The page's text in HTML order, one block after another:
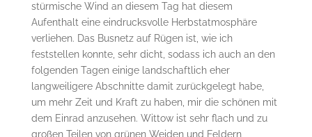
stürmische Wind an diesem Tag hat diesem
Aufenthalt eine eindrucksvolle Herbstatmosphäre
verliehen. Das Busnetz auf Rügen ist, wie ich
feststellen konnte, sehr dicht, sodass ich auch an den
folgenden Tagen einige landschaftlich eher
langweiligere Abschnitte damit zurückgelegt habe,
um mehr Zeit und Kraft zu haben, mir die schönen mit
dem Einrad anzusehen. Wittow ist sehr flach und zu
großen Teilen von grünen Weiden und Feldern